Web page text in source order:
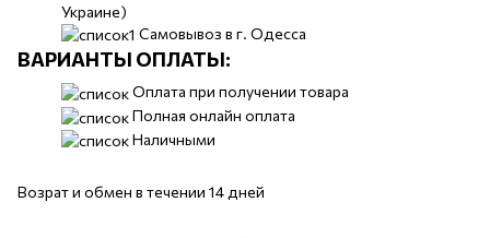
Украине)
Самовывоз в г. Одесса
ВАРИАНТЫ ОПЛАТЫ:
Оплата при получении товара
Полная онлайн оплата
Наличными
Возрат и обмен в течении 14 дней